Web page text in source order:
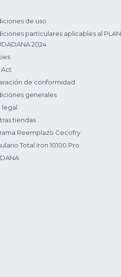
de uso
particulares aplicables al PLAN
2024
de conformidad
generales
legal
tiendas
Reemplazo Cecofry
Total Iron 10100 Pro